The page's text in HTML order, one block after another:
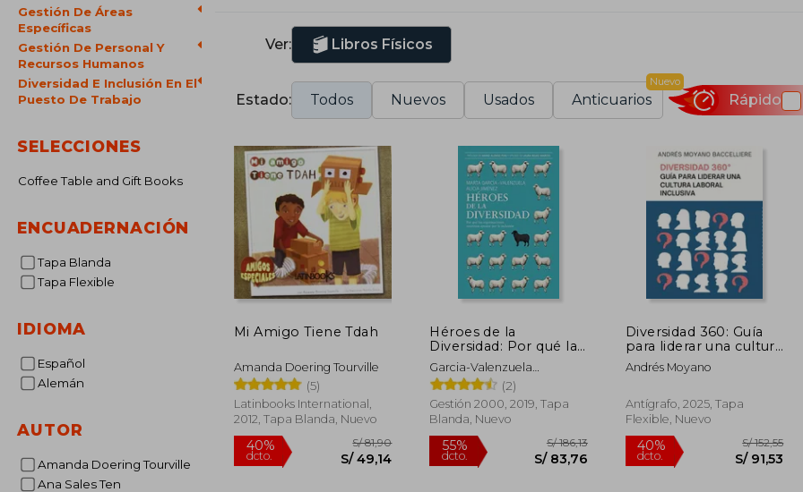
Gestión De Áreas
Específicas
Gestión De Personal Y
Recursos Humanos
Diversidad E Inclusión En El
Puesto De Trabajo
SELECCIONES
Coffee Table and Gift Books
ENCUADERNACIÓN
Tapa Blanda
Tapa Flexible
IDIOMA
Español
Alemán
AUTOR
Amanda Doering Tourville
Ana Sales Ten
Ver: Libros Físicos
Estado: Todos Nuevos Usados Anticuarios
Nuevo
Rápido
Mi Amigo Tiene Tdah
Amanda Doering Tourville
(5)
Latinbooks International,
2012, Tapa Blanda, Nuevo
Héroes de la
Diversidad: Por qué las
Organizaciones
Necesitan Apostar por
la Inclusión
Garcia-Valenzuela
P&Eacute;Rez, Marta;
Jim&Eacute;Nez
Jim&Eacute;Nez, Alicia
(2)
Gestión 2000, 2019, Tapa
Blanda, Nuevo
Diversidad 360: Guía
para liderar una cultura
laboral inclusiva
Andrés Moyano
Antígrafo, 2025, Tapa
Flexible, Nuevo